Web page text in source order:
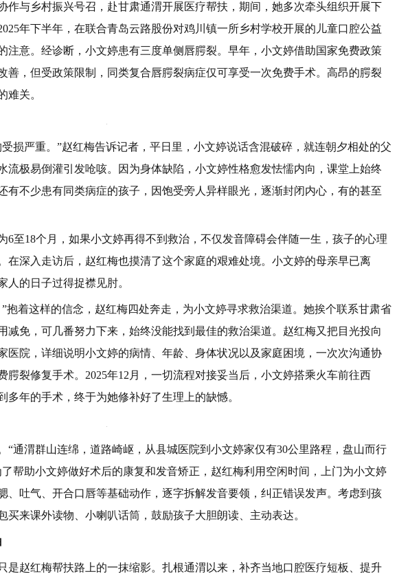
作与乡村振兴号召，赴甘肃通渭开展医疗帮扶，期间，她多次牵头组织开展下
年下半年，在联合青岛云路股份对鸡川镇一所乡村学校开展的儿童口腔公益
意。经诊断，小文婷患有三度单侧唇腭裂。 早年，小文婷借助国家免费政策
善，但受政策限制，同类复合唇腭裂病症仅可享受一次免费手术。高昂的腭裂
难关。
损严重。”赵红梅告诉记者，平日里，小文婷说话含混破碎，就连朝夕相处的父
流极易倒灌引发呛咳。因为身体缺陷，小文婷性格愈发怯懦内向，课堂上始终
有不少患有同类病症的孩子，因饱受旁人异样眼光，逐渐封闭内心，有的甚至
6至18个月，如果小文婷再得不到救治，不仅发音障碍会伴随一生，孩子的心理
在深入走访后，赵红梅也摸清了这个家庭的艰难处境。小文婷的母亲早已离
人的日子过得捉襟见肘。
抱着这样的信念，赵红梅四处奔走，为小文婷寻求救治渠道。她挨个联系甘肃省
减免，可几番努力下来，始终没能找到最佳的救治渠道。赵红梅又把目光投向
医院，详细说明小文婷的病情、年龄、身体状况以及家庭困境，一次次沟通协
腭裂修复手术。2025年12月，一切流程对接妥当后，小文婷搭乘火车前往西
年的手术，终于为她修补好了生理上的缺憾。
“通渭群山连绵，道路崎岖，从县城医院到小文婷家仅有30公里路程，盘山而行
帮助小文婷做好术后的康复和发音矫正，赵红梅利用空闲时间，上门为小文婷
、吐气、开合口唇等基础动作，逐字拆解发音要领，纠正错误发声。考虑到孩
来课外读物、小喇叭话筒，鼓励孩子大胆朗读、主动表达。
是赵红梅帮扶路上的一抹缩影。扎根通渭以来，补齐当地口腔医疗短板、提升